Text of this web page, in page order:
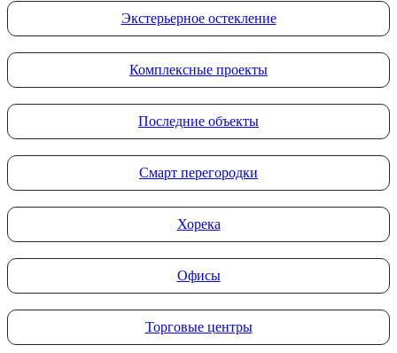
Экстерьерное остекление
Комплексные проекты
Последние объекты
Смарт перегородки
Хорека
Офисы
Торговые центры